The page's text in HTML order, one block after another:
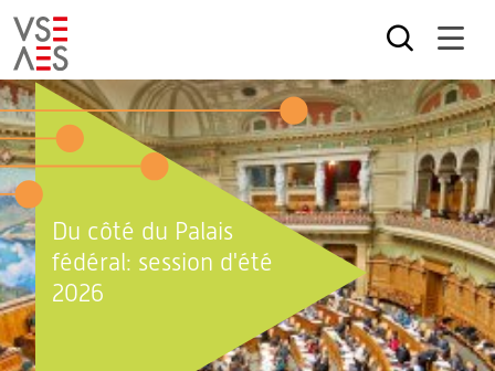
Aller
au
contenu
principal
Du côté du Palais
fédéral: session d'été
2026